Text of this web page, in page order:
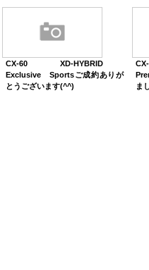
CX-60 XD-HYBRID
Exclusive Sportsご成約ありが
とうございます(^^)
ま